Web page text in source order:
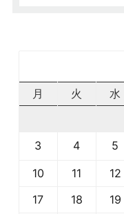
月
火 水
3
4 5
10
11 12
17
18 19